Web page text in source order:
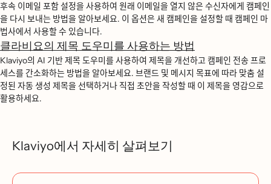
후속 이메일 포함 설정을 사용하여 원래 이메일을 열지 않은 수신자에게 캠페인
을 다시 보내는 방법을 알아보세요. 이 옵션은 새 캠페인을 설정할 때 캠페인 마
법사에서 사용할 수 있습니다.
클라비요의 제목 도우미를 사용하는 방법
Klaviyo의 AI 기반 제목 도우미를 사용하여 제목을 개선하고 캠페인 전송 프로
세스를 간소화하는 방법을 알아보세요. 브랜드 및 메시지 목표에 따라 맞춤 설
정된 자동 생성 제목을 선택하거나 직접 초안을 작성할 때 이 제목을 영감으로
활용하세요.
Klaviyo에서 자세히 살펴보기